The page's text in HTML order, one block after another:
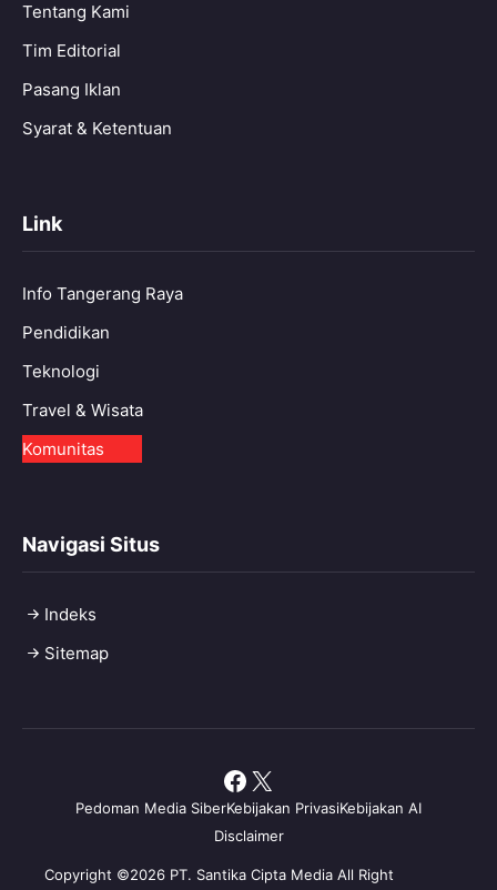
Tentang Kami
Tim Editorial
Pasang Iklan
Syarat & Ketentuan
Link
Info Tangerang Raya
Pendidikan
Teknologi
Travel & Wisata
Komunitas
Navigasi Situs
Indeks
Sitemap
Copyright ©2026 PT. Santika Cipta Media All Right
Pedoman Media SiberKebijakan PrivasiKebijakan AI
Disclaimer
Facebook
X